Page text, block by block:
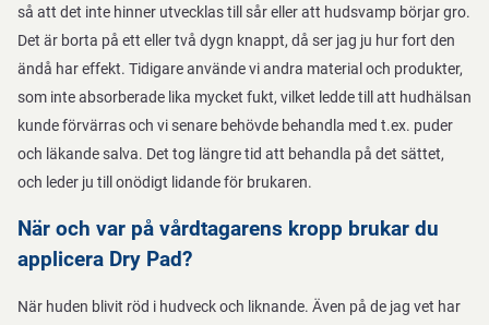
så att det inte hinner utvecklas till sår eller att hudsvamp börjar gro.
Det är borta på ett eller två dygn knappt, då ser jag ju hur fort den
ändå har effekt. Tidigare använde vi andra material och produkter,
som inte absorberade lika mycket fukt, vilket ledde till att hudhälsan
kunde förvärras och vi senare behövde behandla med t.ex. puder
och läkande salva. Det tog längre tid att behandla på det sättet,
och leder ju till onödigt lidande för brukaren.
När och var på vårdtagarens kropp brukar du
applicera Dry Pad?
När huden blivit röd i hudveck och liknande. Även på de jag vet har